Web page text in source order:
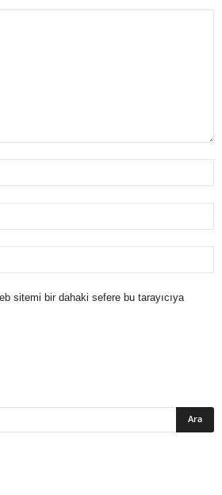
sitemi bir dahaki sefere bu tarayıcıya